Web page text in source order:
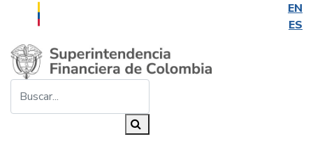
EN
ES
Saltar al contenido principal